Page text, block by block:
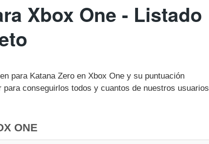
Xbox One - Listado
para Katana Zero en Xbox One y su puntuación
conseguirlos todos y cuantos de nuestros usuarios
ONE